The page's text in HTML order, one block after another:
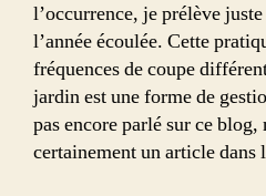
l’occurrence, je prélève juste
l’année écoulée. Cette
fréquences de coupe
jardin est une forme de
pas encore parlé sur ce
certainement un article dans